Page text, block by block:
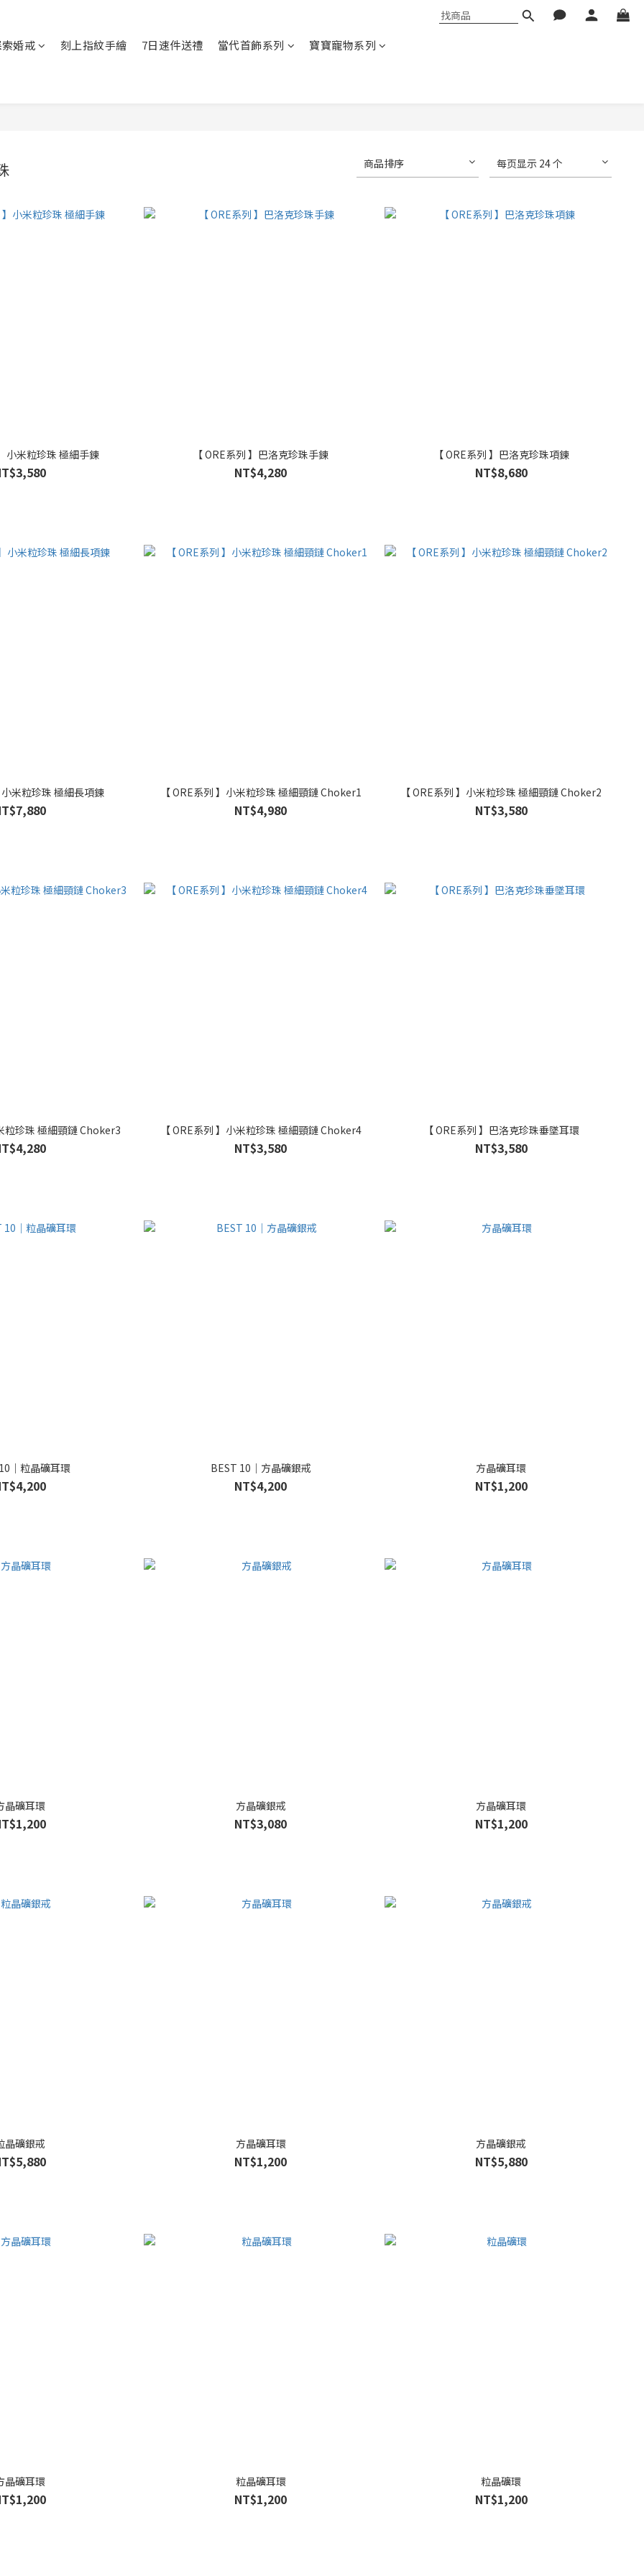
婚戒 刻上指紋手繪 7日速件送禮 當代首飾系列 寶寶寵物系列
商品排序 每页显示 24 个
小米粒珍珠 極細手鍊 【 ORE系列 】巴洛克珍珠手鍊
NT$4,280
【 ORE系列 】巴洛克珍珠項鍊
NT$8,680
米粒珍珠 極細長項鍊 【 ORE系列 】小米粒珍珠 極細頸鏈 Choker1
NT$4,980
【 ORE系列 】小米粒珍珠 極細頸鏈 Choker2
NT$3,580
粒珍珠 極細頸鏈 Choker3 【 ORE系列 】小米粒珍珠 極細頸鏈 Choker4
NT$3,580
【 ORE系列 】巴洛克珍珠垂墜耳環
NT$3,580
｜粒晶礦耳環 BEST 10｜方晶礦銀戒
NT$4,200
方晶礦耳環
NT$1,200
晶礦耳環 方晶礦銀戒
NT$3,080
方晶礦耳環
NT$1,200
晶礦銀戒 方晶礦耳環
NT$1,200
方晶礦銀戒
NT$5,880
晶礦耳環 粒晶礦耳環
NT$1,200
粒晶礦環
NT$1,200